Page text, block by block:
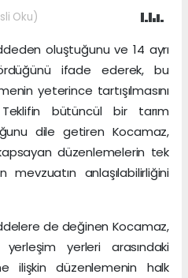
Oku)
oluştuğunu ve 14 ayrı
ifade ederek, bu
yeterince tartışılmasını
Teklifin bütüncül bir tarım
dile getiren Kocamaz,
kapsayan düzenlemelerin tek
mevzuatın anlaşılabilirliğini
de değinen Kocamaz,
yerleri arasındaki
ilişkin düzenlemenin halk